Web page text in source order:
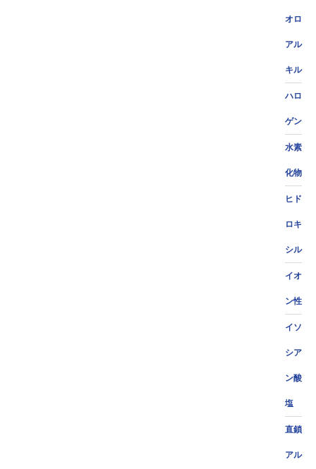
オロ
アル
キル
ハロ
ゲン
水素
化物
ヒド
ロキ
シル
イオ
ン性
イソ
シア
ン酸
塩
直鎖
アル